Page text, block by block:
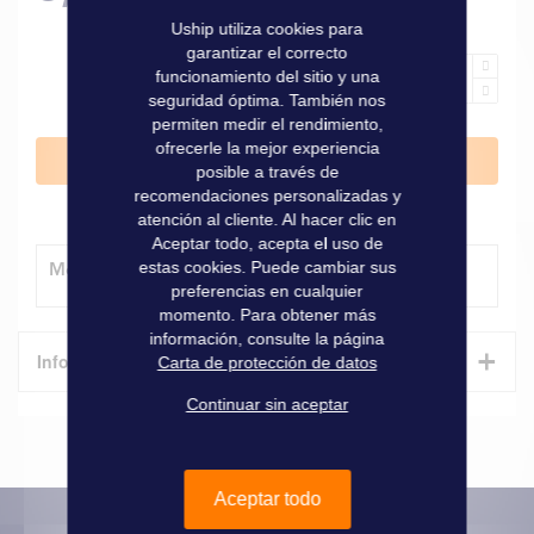
Añadir al carrito
Método de entrega
Informaciones técnicas +
Marque
Uship utiliza cookies para
garantizar el correcto
funcionamiento del sitio y una
seguridad óptima. También nos
permiten medir el rendimiento,
ofrecerle la mejor experiencia
posible a través de
recomendaciones personalizadas y
atención al cliente. Al hacer clic en
Aceptar todo, acepta el uso de
estas cookies. Puede cambiar sus
preferencias en cualquier
momento. Para obtener más
información, consulte la página
Carta de protección de datos
Continuar sin aceptar
Aceptar todo